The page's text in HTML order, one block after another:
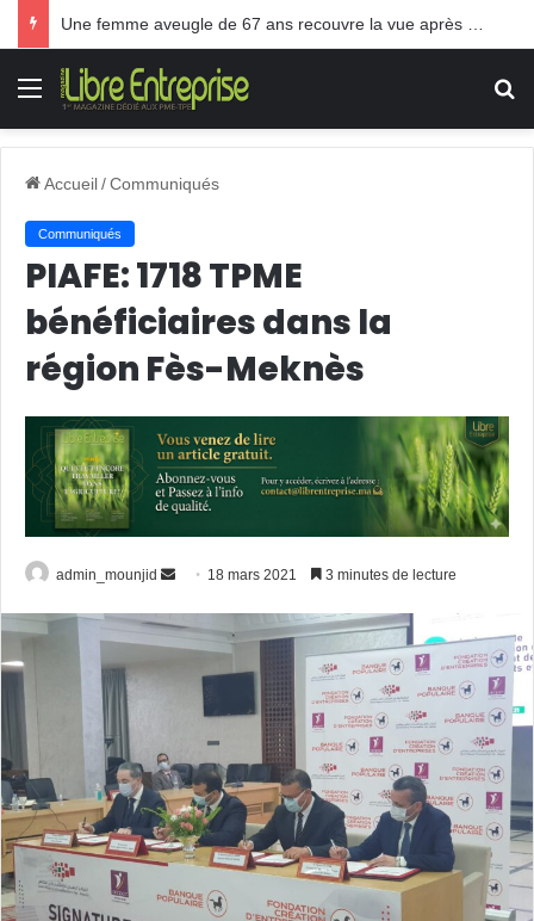
Menu
Accueil/Communiqués
Communiqués
PIAFE: 1718 TPME
bénéficiaires dans la
région Fès-Meknès
admin_mounjid
Envoyer
courriel
18 mars 2021 3 minutes de lecture